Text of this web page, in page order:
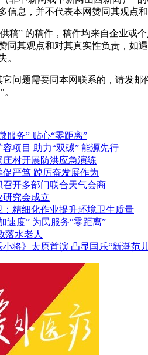
信息，并不代表本网赞同其观点
稿” 的稿件，稿件均来自企业或
同其观点和对其真实性负责，如
。
问题需要同本网联系的，请发邮
服务” 贴心“零距离”
项目 助力“双碳” 能源先行
村开展防洪应急演练
严笃 踔厉奋发展作为
开多部门联合天气会商
研究会成立
精细化作业提升环境卫生质量
速度” 为民服务“零距离”
落水老人
将》太原首演 凸显国乐“新潮范